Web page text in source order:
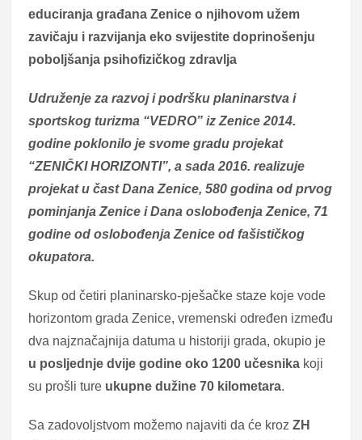
educiranja građana Zenice o njihovom užem
zavičaju i razvijanja eko svijestite doprinošenju
poboljšanja psihofizičkog zdravlja
Udruženje za razvoj i podršku planinarstva i
sportskog turizma “VEDRO” iz Zenice 2014.
godine poklonilo je svome gradu projekat
“ZENIČKI HORIZONTI”, a sada 2016. realizuje
projekat u čast Dana Zenice, 580 godina od prvog
pominjanja Zenice i Dana oslobođenja Zenice, 71
godine od oslobođenja Zenice od fašističkog
okupatora.
Skup od četiri planinarsko-pješačke staze koje vode
horizontom grada Zenice, vremenski određen između
dva najznačajnija datuma u historiji grada, okupio je
u posljednje dvije godine oko 1200 učesnika koji
su prošli ture ukupne dužine 70 kilometara.
Sa zadovoljstvom možemo najaviti da će kroz ZH